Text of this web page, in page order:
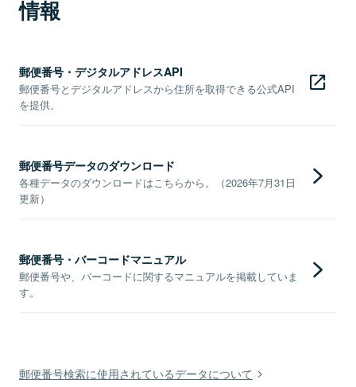
情報
郵便番号・デジタルアドレスAPI
郵便番号とデジタルアドレスから住所を取得できる公式API
を提供。
郵便番号データのダウンロード
各種データのダウンロードはこちらから。（2026年7月31日
更新）
郵便番号・バーコードマニュアル
郵便番号や、バーコードに関するマニュアルを掲載していま
す。
郵便番号検索に使用されているデータについて